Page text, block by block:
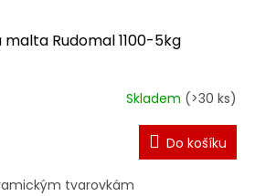
Rudomal 1100-5kg
Skladem (>30 ks)
Do košíku
tvarovkám